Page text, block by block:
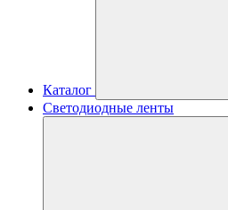
Каталог
Светодиодные ленты